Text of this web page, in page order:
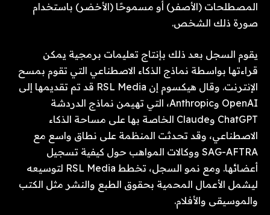
المصطلحات (الأصفر) أو مسموحًا (الأخضر) باستخدام
صورة ذلك الشخص.
يقوم السجل بعد ذلك بإنتاج تعليمات برمجية يمكن
قراءتها بواسطة نماذج الذكاء الاصطناعي التي تقوم بمسح
الإنترنت. وقال هيكسوم إن RSL Media قد تم تقديمها إلى
OpenAI وAnthropic، التي تهيمن نماذج الدردشة
ChatGPT وClaude الخاصة بها على مساحة الذكاء
الاصطناعي، وقد تحدثت المنظمة على نطاق واسع مع
SAG-AFTRA ووكالات المواهب حول كيفية تسجيل
أعضائها. ومع نمو السجل، تخطط RSL Media لتوسيعه
ليشمل الأعمال المحمية بحقوق الطبع والنشر مثل الكتب
والموسيقى والأفلام.